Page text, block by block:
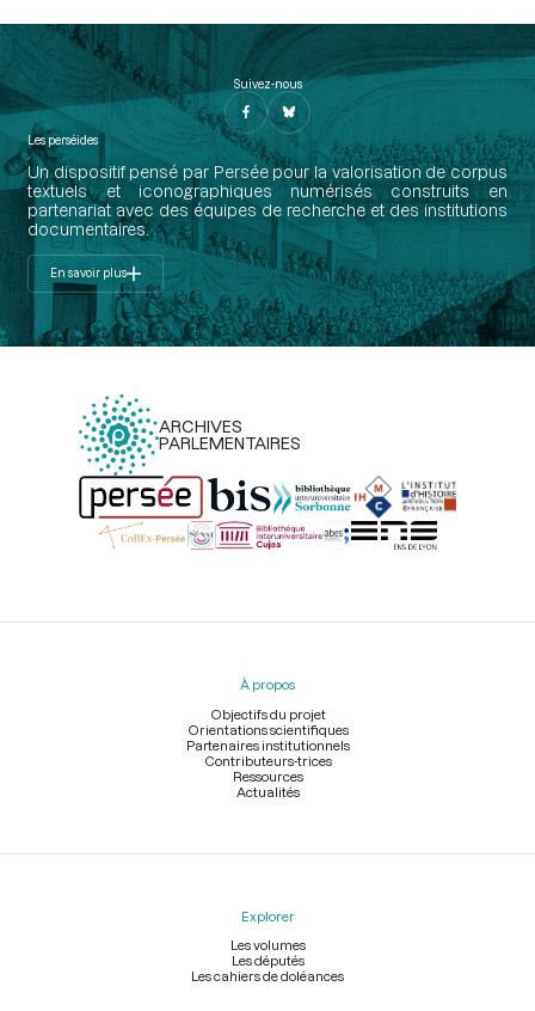
Suivez-nous
Les perséides
Un dispositif pensé par Persée pour la valorisation de corpus
textuels et iconographiques numérisés construits en
partenariat avec des équipes de recherche et des institutions
documentaires.
En savoir plus
ARCHIVES
PARLEMENTAIRES
Menu
À propos
Objectifs du projet
Orientations scientifiques
Partenaires institutionnels
Contributeurs-trices
Ressources
Actualités
Explorer
Les volumes
Les députés
Les cahiers de doléances